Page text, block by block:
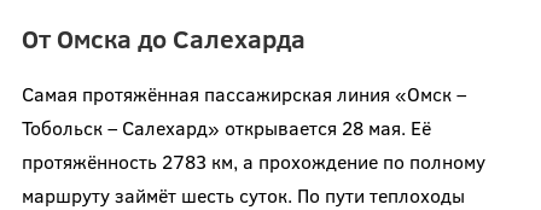
От Омска до Салехарда
Самая протяжённая пассажирская линия «Омск –
Тобольск – Салехард» открывается 28 мая. Её
протяжённость 2783 км, а прохождение по полному
маршруту займёт шесть суток. По пути теплоходы